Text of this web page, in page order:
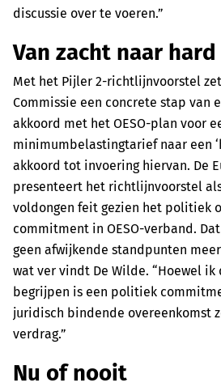
discussie over te voeren.”
Van zacht naar hard
Met het Pijler 2-richtlijnvoorstel
Commissie een concrete stap van
akkoord met het OESO-plan voor
minimumbelastingtarief naar een
akkoord tot invoering hiervan. De
presenteert het richtlijnvoorstel
voldongen feit gezien het politiek
commitment in OESO-verband.
geen afwijkende standpunten
wat ver vindt De Wilde. “Hoewel
begrijpen is een politiek
juridisch bindende overeenkomst
verdrag.”
Nu of nooit